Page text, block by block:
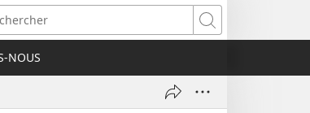
Rechercher
NOUS